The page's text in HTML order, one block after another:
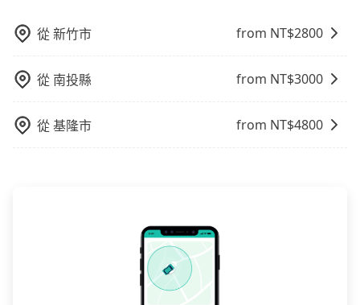
也包括松山高級中學去福壽山農場），全台保證出車。
由於有高效的車輛調度能力，能以市價7~8折提供專車到
府服務，是絕大多數乘客出行的最佳選擇。
從新竹市 from NT$2800
從 南投縣 from NT$3000
從基隆市 from NT$4800